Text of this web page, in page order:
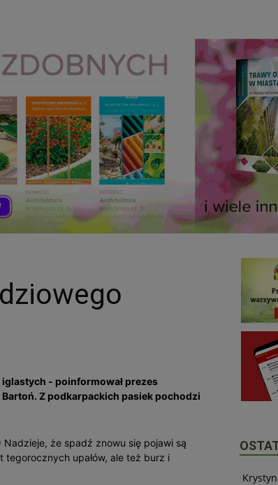
- poinformował prezes
Z podkarpackich pasiek pochodzi
że spadź znowu się pojawi są
tegorocznych upałów, ale też burz i